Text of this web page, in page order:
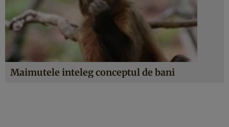
Maimutele inteleg conceptul de bani